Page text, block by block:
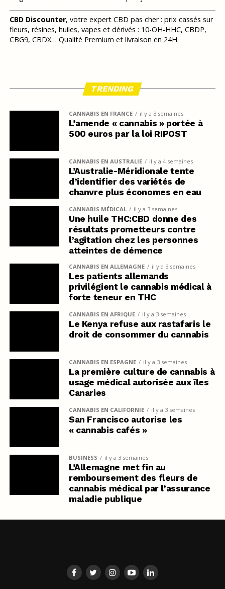
CBD Discounter, votre expert CBD pas cher : prix cassés sur
fleurs, résines, huiles, vapes et dérivés : 10-OH-HHC, CBDP,
CBG9, CBDX… Qualité Premium et livraison en 24H.
TRENDING
CANNABIS EN FRANCE il y a 3 semaines
L’amende « cannabis » portée à
500 euros par la loi RIPOST
CANNABIS EN AUSTRALIE il y a 4 semaines
L’Australie-Méridionale tente
d’identifier des variétés de
chanvre plus économes en eau
CANNABIS MÉDICAL il y a 3 semaines
Une huile THC:CBD donne des
résultats prometteurs contre
l’agitation chez les personnes
atteintes de démence
CANNABIS EN ALLEMAGNE il y a 3 semaines
Les patients allemands
privilégient le cannabis médical à
forte teneur en THC
CANNABIS EN AFRIQUE il y a 3 semaines
Le Kenya refuse aux rastafaris le
droit de consommer du cannabis
CANNABIS EN ESPAGNE il y a 3 semaines
La première culture de cannabis à
usage médical autorisée aux îles
Canaries
CANNABIS EN CALIFORNIE il y a 3 semaines
San Francisco autorise les
« cannabis cafés »
BUSINESS il y a 3 semaines
L’Allemagne met fin au
remboursement des fleurs de
cannabis médical par l’assurance
maladie publique